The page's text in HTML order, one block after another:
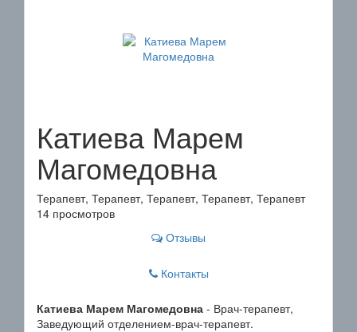
Катиева Марем
Магомедовна
Терапевт, Терапевт, Терапевт, Терапевт, Терапевт
14 просмотров
Отзывы
Контакты
Катиева Марем Магомедовна - Врач-терапевт,
Заведующий отделением-врач-терапевт.